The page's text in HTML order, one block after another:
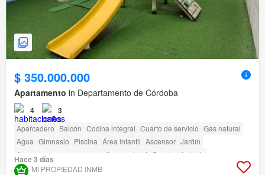
$ 350.000.000
Apartamento in Departamento de Córdoba
4 3
Aparcadero Balcón Cocina integral Cuarto de servicio Gas natural
Agua Gimnasio Piscina Área infantil Ascensor Jardín
Acceso para personas con discapacidad
Cancha de tenis
Hace 3 días
MI PROPIEDAD INMB